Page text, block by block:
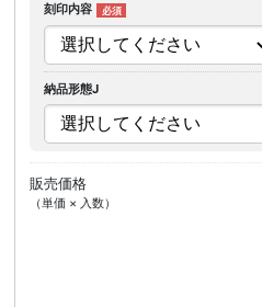
刻印内容
納品形態J
販売価格
（単価 × 入数）